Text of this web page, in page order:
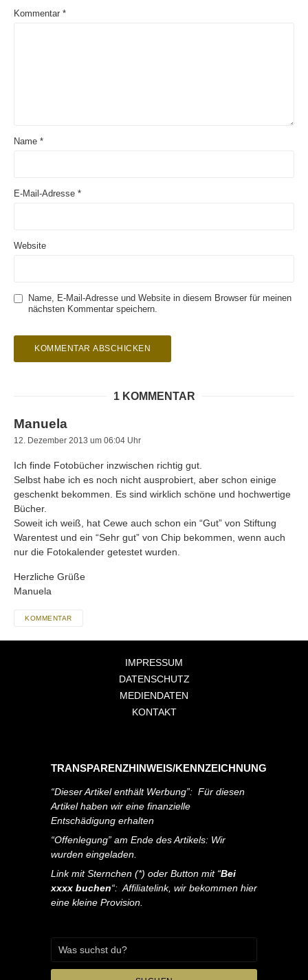
Kommentar *
Name *
E-Mail-Adresse *
Website
Name, E-Mail-Adresse und Website in diesem Browser für meinen
nächsten Kommentar speichern.
1 KOMMENTAR
Manuela
12. Dezember 2013 um 06:04 Uhr
Ich finde Fotobücher inzwischen richtig gut.
Selbst habe ich es noch nicht ausprobiert, aber schon einige
geschenkt bekommen. Es sind wirklich schöne und hochwertige
Bücher.
Soweit ich weiß, hat Cewe auch schon ein “Gut” von Stiftung
Warentest und ein “Sehr gut” von Chip bekommen, wenn auch
nur die Fotokalender getestet wurden.
Herzliche Grüße
Manuela
KOMMENTAR
IMPRESSUM
DATENSCHUTZ
MEDIENDATEN
KONTAKT
TRANSPARENZHINWEIS/KENNZEICHNUNG
“Dieser Artikel enthält Werbung”: Für diesen
Artikel haben wir eine finanzielle
Entschädigung erhalten
“Offenlegung” am Ende des Artikels: Wir
wurden eingeladen.
Link mit Sternchen (*) oder Button mit “Bei
xxxx buchen“: Affiliatelink, wir bekommen hier
eine kleine Provision.